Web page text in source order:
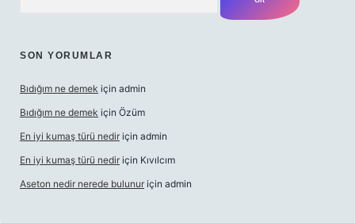
SON YORUMLAR
Bıdığım ne demek için admin
Bıdığım ne demek için Özüm
En iyi kumaş türü nedir için admin
En iyi kumaş türü nedir için Kıvılcım
Aseton nedir nerede bulunur için admin